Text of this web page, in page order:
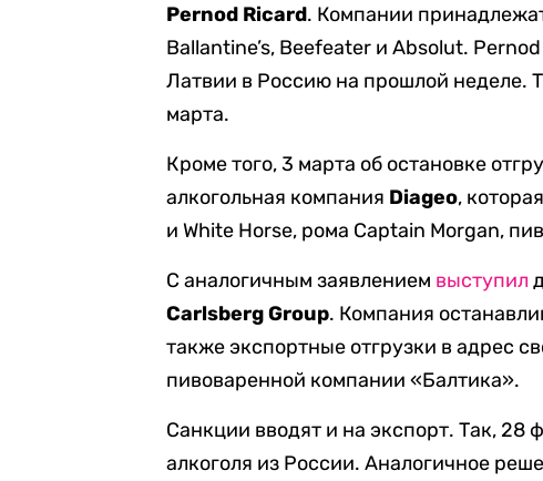
Pernod Ricard. Компании
Ballantine’s, Beefeater и Absolut.
Латвии в Россию на прошлой неделе.
марта.
Кроме того, 3 марта об остановке
алкогольная компания Diageo,
и White Horse, рома Captain Morgan,
С аналогичным заявлением выступил
Carlsberg Group. Компания
также экспортные отгрузки в адрес
пивоваренной компании «Балтика».
Санкции вводят и на экспорт. Так, 28
алкоголя из России. Аналогичное